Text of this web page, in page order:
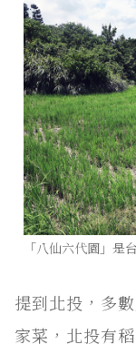
「八仙六代園」是
提到北投，多
家菜，北投有